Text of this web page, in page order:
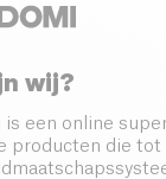
wij?
is een online
producten die tot